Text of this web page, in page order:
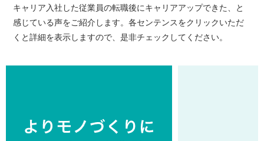
キャリア入社した従業員の転職後にキャリアアップできた、と
感じている声をご紹介します。各センテンスをクリックいただ
くと詳細を表示しますので、是非チェックしてください。